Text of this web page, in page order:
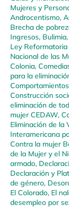
Mujeres y
Androcentismo,
Brecha de
Ingresos, Bulimia,
Ley
Nacional de las
Colonia,
para la
Comportamientos
Construcción
eliminación de
mujer CEDAW,
Eliminación de la
Interamericana
Contra la mujer
de la Mujer y el
armado,
Declaración y
de género,
El Colorado, El
desempleo por